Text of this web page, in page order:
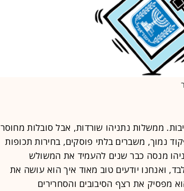
ממשלות נתניהו שורדות, אבל סובלות מחוסר
נמוך, משברים בלתי פוסקים, בחירות תכופות
מנסה כבר שנים להעמיד את המשולש
ואנחנו יודעים טוב מאוד איך הוא עושה את
מפסיק את רצף הסיבובים והסחרירים